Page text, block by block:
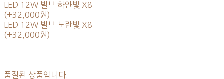
LED 12W 벌브 하얀빛 X8
(+32,000원)
LED 12W 벌브 노란빛 X8
(+32,000원)
품절된 상품입니다.